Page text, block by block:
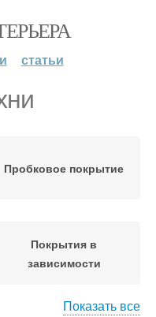
статьи
Пробковое покрытие
Покрытия в
зависимости
Показать все